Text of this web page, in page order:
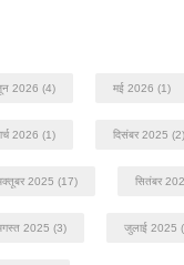
2026 (4) मई 2026 (1)
2026 (1) दिसंबर 2025 (2)
2025 (17) सितंबर
2025 (3) जुलाई 2025